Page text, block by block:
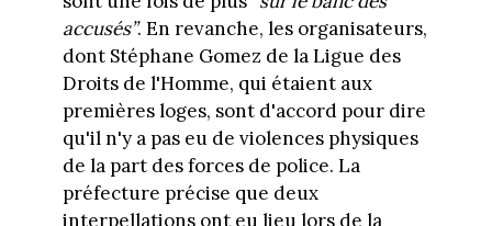
accusés”. En revanche, les organisateurs,
dont Stéphane Gomez de la Ligue des
Droits de l'Homme, qui étaient aux
premières loges, sont d'accord pour dire
qu'il n'y a pas eu de violences physiques
de la part des forces de police. La
préfecture précise que deux
interpellations ont eu lieu lors de la